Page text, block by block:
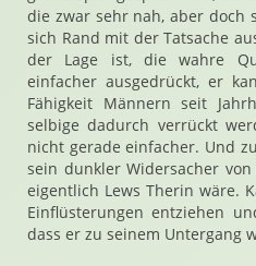
die zwar sehr nah, aber doch
sich Rand mit der Tatsache
der Lage ist, die wahre
einfacher ausgedrückt, er
Fähigkeit Männern seit
selbige dadurch verrückt
nicht gerade einfacher. Und
sein dunkler Widersacher
eigentlich Lews Therin wäre.
Einflüsterungen entziehen
dass er zu seinem Untergang